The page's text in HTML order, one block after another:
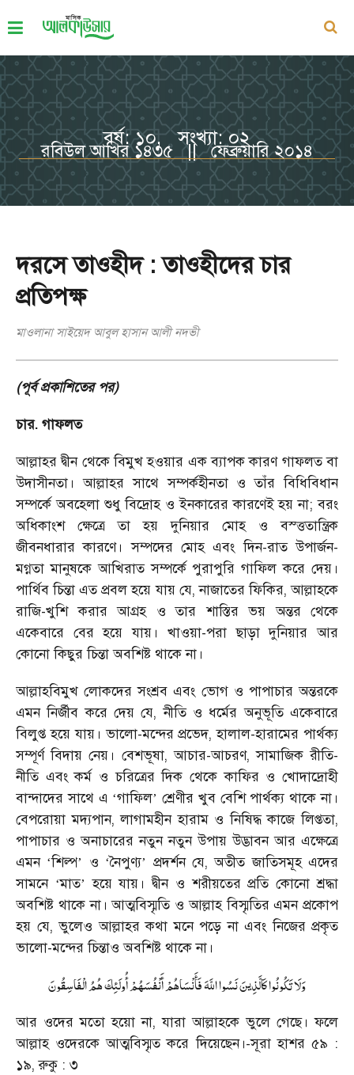
বর্ষ: ১০, সংখ্যা: ০২
রবিউল আখির ১৪৩৫ || ফেব্রুয়ারি ২০১৪
দরসে তাওহীদ : তাওহীদের চার
প্রতিপক্ষ
মাওলানা সাইয়েদ আবুল হাসান আলী নদভী
(পূর্ব প্রকাশিতের পর)
চার. গাফলত
আল্লাহর দ্বীন থেকে বিমুখ হওয়ার এক ব্যাপক কারণ গাফলত বা
উদাসীনতা। আল্লাহর সাথে সম্পর্কহীনতা ও তাঁর বিধিবিধান
সম্পর্কে অবহেলা শুধু বিদ্রোহ ও ইনকারের কারণেই হয় না; বরং
অধিকাংশ ক্ষেত্রে তা হয় দুনিয়ার মোহ ও বস্ত্ততান্ত্রিক
জীবনধারার কারণে। সম্পদের মোহ এবং দিন-রাত উপার্জন-
মগ্নতা মানুষকে আখিরাত সম্পর্কে পুরাপুরি গাফিল করে দেয়।
পার্থিব চিন্তা এত প্রবল হয়ে যায় যে, নাজাতের ফিকির, আল্লাহকে
রাজি-খুশি করার আগ্রহ ও তার শাস্তির ভয় অন্তর থেকে
একেবারে বের হয়ে যায়। খাওয়া-পরা ছাড়া দুনিয়ার আর
কোনো কিছুর চিন্তা অবশিষ্ট থাকে না।
আল্লাহবিমুখ লোকদের সংশ্রব এবং ভোগ ও পাপাচার অন্তরকে
এমন নির্জীব করে দেয় যে, নীতি ও ধর্মের অনুভূতি একেবারে
বিলুপ্ত হয়ে যায়। ভালো-মন্দের প্রভেদ, হালাল-হারামের পার্থক্য
সম্পূর্ণ বিদায় নেয়। বেশভূষা, আচার-আচরণ, সামাজিক রীতি-
নীতি এবং কর্ম ও চরিত্রের দিক থেকে কাফির ও খোদাদ্রোহী
বান্দাদের সাথে এ ‘গাফিল’ শ্রেণীর খুব বেশি পার্থক্য থাকে না।
বেপরোয়া মদ্যপান, লাগামহীন হারাম ও নিষিদ্ধ কাজে লিপ্ততা,
পাপাচার ও অনাচারের নতুন নতুন উপায় উদ্ভাবন আর এক্ষেত্রে
এমন ‘শিল্প’ ও ‘নৈপুণ্য’ প্রদর্শন যে, অতীত জাতিসমূহ এদের
সামনে ‘মাত’ হয়ে যায়। দ্বীন ও শরীয়তের প্রতি কোনো শ্রদ্ধা
অবশিষ্ট থাকে না। আত্মবিস্মৃতি ও আল্লাহ বিস্মৃতির এমন প্রকোপ
হয় যে, ভুলেও আল্লাহর কথা মনে পড়ে না এবং নিজের প্রকৃত
ভালো-মন্দের চিন্তাও অবশিষ্ট থাকে না।
وَلَا تَكُونُوا كَالَّذِينَ نَسُوا اللَّهَ فَأَنْسَاهُمْ أَنْفُسَهُمْ أُولَئِكَ هُمُ الْفَاسِقُونَ
আর ওদের মতো হয়ো না, যারা আল্লাহকে ভুলে গেছে। ফলে
আল্লাহ ওদেরকে আত্মবিস্মৃত করে দিয়েছেন।-সূরা হাশর ৫৯ :
১৯, রুকু : ৩